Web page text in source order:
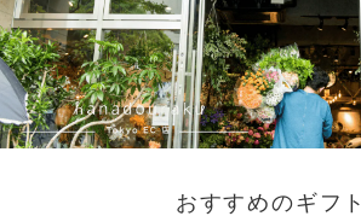
おすすめのギフト